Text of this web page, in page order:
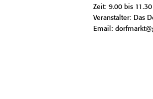
Zeit: 9.00 bis
Veranstalter: Das
Email: